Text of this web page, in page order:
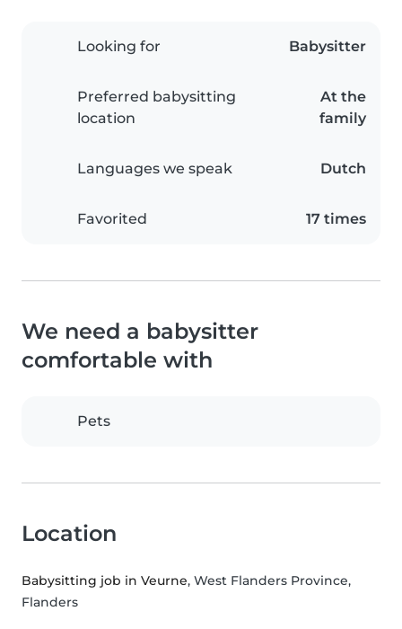
Looking for Babysitter
Preferred babysitting
location
At the
family
Languages we speak Dutch
Favorited 17 times
We need a babysitter
comfortable with
Pets
Location
Babysitting job in Veurne, West Flanders Province,
Flanders